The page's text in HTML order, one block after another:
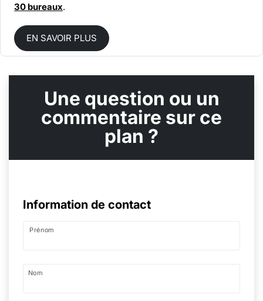
30 bureaux.
EN SAVOIR PLUS
Une question ou un
commentaire sur ce
plan ?
Information de contact
Prénom
Nom